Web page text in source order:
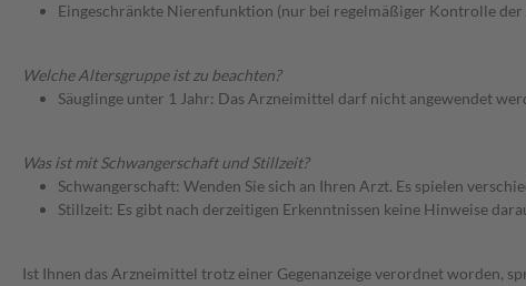
Eingeschränkte Nierenfunktion (nur bei regelmäßiger Kontrolle
Welche Altersgruppe ist zu beachten?
Säuglinge unter 1 Jahr: Das Arzneimittel darf nicht angewendet
Was ist mit Schwangerschaft und Stillzeit?
Schwangerschaft: Wenden Sie sich an Ihren Arzt. Es spielen
Stillzeit: Es gibt nach derzeitigen Erkenntnissen keine Hinweise
Ist Ihnen das Arzneimittel trotz einer Gegenanzeige verordnet worden,